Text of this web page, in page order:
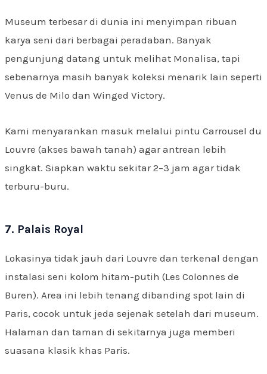
Museum terbesar di dunia ini menyimpan ribuan
karya seni dari berbagai peradaban. Banyak
pengunjung datang untuk melihat Monalisa, tapi
sebenarnya masih banyak koleksi menarik lain seperti
Venus de Milo dan Winged Victory.
Kami menyarankan masuk melalui pintu Carrousel du
Louvre (akses bawah tanah) agar antrean lebih
singkat. Siapkan waktu sekitar 2–3 jam agar tidak
terburu-buru.
7. Palais Royal
Lokasinya tidak jauh dari Louvre dan terkenal dengan
instalasi seni kolom hitam-putih (Les Colonnes de
Buren). Area ini lebih tenang dibanding spot lain di
Paris, cocok untuk jeda sejenak setelah dari museum.
Halaman dan taman di sekitarnya juga memberi
suasana klasik khas Paris.